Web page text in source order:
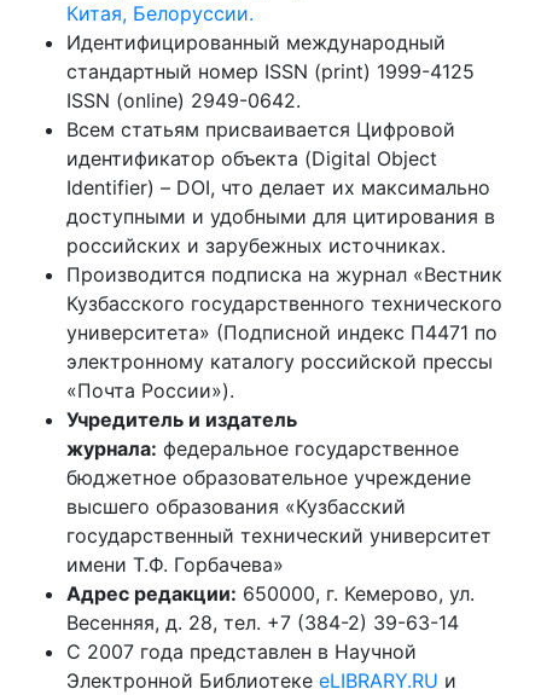
Китая, Белоруссии.
Идентифицированный международный
стандартный номер ISSN (print) 1999-4125
ISSN (online) 2949-0642.
Всем статьям присваивается Цифровой
идентификатор объекта (Digital Object
Identifier) – DOI, что делает их максимально
доступными и удобными для цитирования в
российских и зарубежных источниках.
Производится подписка на журнал «Вестник
Кузбасского государственного технического
университета» (Подписной индекс П4471 по
электронному каталогу российской прессы
«Почта России»).
Учредитель и издатель
журнала: федеральное государственное
бюджетное образовательное учреждение
высшего образования «Кузбасский
государственный технический университет
имени Т.Ф. Горбачева»
Адрес редакции: 650000, г. Кемерово, ул.
Весенняя, д. 28, тел. +7 (384-2) 39-63-14
С 2007 года представлен в Научной
Электронной Библиотеке eLIBRARY.RU и